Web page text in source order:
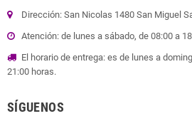
Dirección: San Nicolas 1480 San Miguel
Atención: de lunes a sábado, de 08:00 a
El horario de entrega: es de lunes a
21:00 horas.
SÍGUENOS